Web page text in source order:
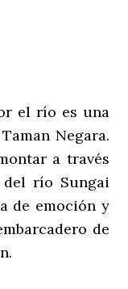
el río es una
Negara.
a través
río Sungai
de emoción y
de